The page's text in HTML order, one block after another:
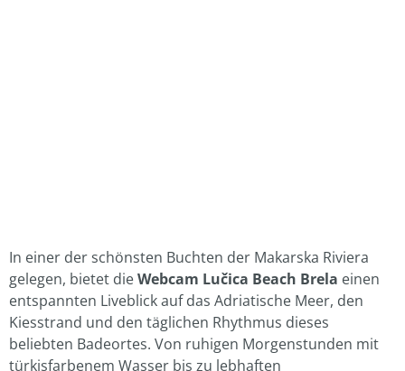
Kiesstrand und den täglichen Rhythmus dieses
beliebten Badeortes. Von ruhigen Morgenstunden mit
türkisfarbenem Wasser bis zu lebhaften
Sommernachmittagen fängt der Stream die
authentische Küstenatmosphäre von Brela ein.Gehostet
vom Tourismusverband Brela.